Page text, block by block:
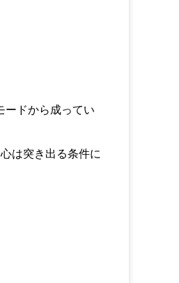
ードから成ってい
は突き出る条件に